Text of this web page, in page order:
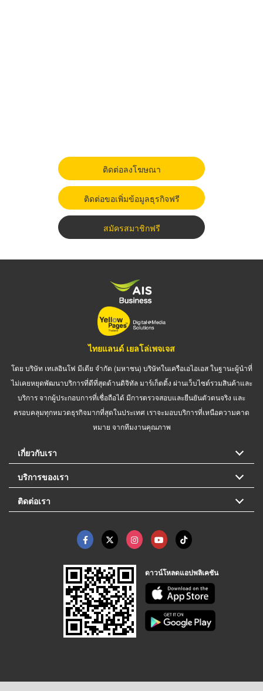
ติดต่อลงโฆษณา
ติดต่อขอเพิ่มข้อมูลธุรกิจฟรี
สมัครสมาชิกฟรี
ไทยแลนด์ เยลโล่เพจเจส
โดย บริษัท เทเลอินโฟ มีเดีย จำกัด (มหาชน) บริษัทในเครือเอไอเอส ในฐานะผู้นำที่
ไม่เคยหยุดพัฒนาบริการที่ดีที่สุดด้านดิจิทัล มาร์เก็ตติ้ง ผ่านเว็บไซต์รวมสินค้าและ
บริการ จากผู้ประกอบการที่เชื่อถือได้ มีการตรวจสอบและยืนยันตัวตนจริง และ
ครอบคลุมทุกหมวดธุรกิจมากที่สุดในประเทศ เราจะมอบบริการที่เหนือความคาด
หมาย จากทีมงานคุณภาพ
เกี่ยวกับเรา
บริการของเรา
ติดต่อเรา
ดาวน์โหลดแอปพลิเคชัน